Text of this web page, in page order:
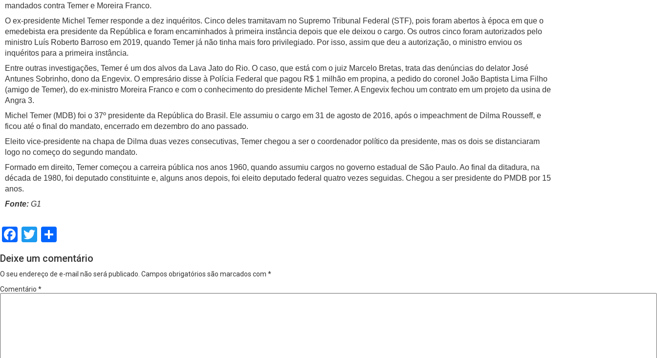
mandados contra Temer e Moreira Franco.
O ex-presidente Michel Temer responde a dez inquéritos. Cinco deles tramitavam no Supremo Tribunal Federal (STF), pois foram abertos à época em que o
emedebista era presidente da República e foram encaminhados à primeira instância depois que ele deixou o cargo. Os outros cinco foram autorizados pelo
ministro Luís Roberto Barroso em 2019, quando Temer já não tinha mais foro privilegiado. Por isso, assim que deu a autorização, o ministro enviou os
inquéritos para a primeira instância.
Entre outras investigações, Temer é um dos alvos da Lava Jato do Rio. O caso, que está com o juiz Marcelo Bretas, trata das denúncias do delator José
Antunes Sobrinho, dono da Engevix. O empresário disse à Polícia Federal que pagou R$ 1 milhão em propina, a pedido do coronel João Baptista Lima Filho
(amigo de Temer), do ex-ministro Moreira Franco e com o conhecimento do presidente Michel Temer. A Engevix fechou um contrato em um projeto da usina de
Angra 3.
Michel Temer (MDB) foi o 37º presidente da República do Brasil. Ele assumiu o cargo em 31 de agosto de 2016, após o impeachment de Dilma Rousseff, e
ficou até o final do mandato, encerrado em dezembro do ano passado.
Eleito vice-presidente na chapa de Dilma duas vezes consecutivas, Temer chegou a ser o coordenador político da presidente, mas os dois se distanciaram
logo no começo do segundo mandato.
Formado em direito, Temer começou a carreira pública nos anos 1960, quando assumiu cargos no governo estadual de São Paulo. Ao final da ditadura, na
década de 1980, foi deputado constituinte e, alguns anos depois, foi eleito deputado federal quatro vezes seguidas. Chegou a ser presidente do PMDB por 15
anos.
Fonte: G1
Facebook
Twitter
Deixe um comentário
O seu endereço de e-mail não será publicado. Campos obrigatórios são marcados com *
Comentário *